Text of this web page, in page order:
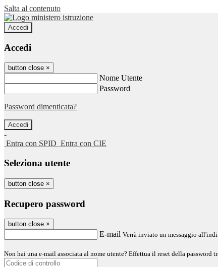
Salta al contenuto
Accedi
Accedi
button close ×
Nome Utente
Password
Password dimenticata?
-
Entra con SPID Entra con CIE
Seleziona utente
button close ×
Recupero password
button close ×
E-mail Verrà inviato un messaggio
Non hai una e-mail associata al nome utente? Effettua il reset della password